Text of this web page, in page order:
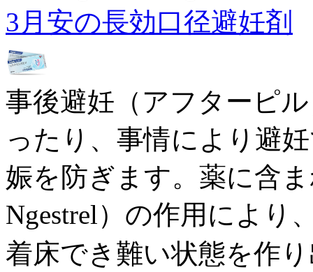
3月安の長効口径避妊剤
事後避妊（アフターピ
ったり、事情により避
娠を防ぎます。薬に含
Ngestrel）の作用により
着床でき難い状態を作